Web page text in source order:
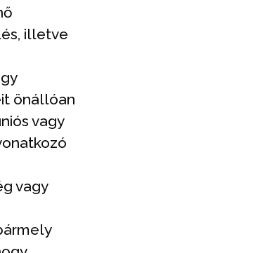
illetve
önállóan
vagy
vagy